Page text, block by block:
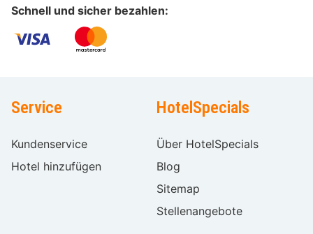
Schnell und sicher bezahlen:
Service
Kundenservice
Hotel hinzufügen
HotelSpecials
Über HotelSpecials
Blog
Sitemap
Stellenangebote